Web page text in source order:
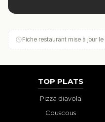
Fiche restaurant mise à jour le
TOP PLATS
Pizza diavola
Couscous